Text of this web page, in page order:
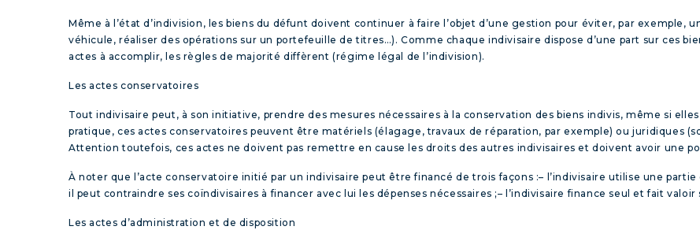
Même à l’état d’indivision, les biens du défunt doivent continuer à faire l’objet d’une gestion pour éviter, par exemple,
véhicule, réaliser des opérations sur un portefeuille de titres…). Comme chaque indivisaire dispose d’une part sur ces
actes à accomplir, les règles de majorité diffèrent (régime légal de l’indivision).
Les actes conservatoires
Tout indivisaire peut, à son initiative, prendre des mesures nécessaires à la conservation des biens indivis, même si
pratique, ces actes conservatoires peuvent être matériels (élagage, travaux de réparation, par exemple) ou juridiques
Attention toutefois, ces actes ne doivent pas remettre en cause les droits des autres indivisaires et doivent avoir une
À noter que l’acte conservatoire initié par un indivisaire peut être financé de trois façons :– l’indivisaire utilise une partie
il peut contraindre ses coïndivisaires à financer avec lui les dépenses nécessaires ;– l’indivisaire finance seul et fait valoir
Les actes d’administration et de disposition